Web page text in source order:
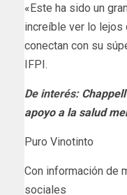
«Este ha sido un
increíble ver lo lejos
conectan con su
IFPI.
De interés:
apoyo a la salud
Puro Vinotinto
Con información de
sociales